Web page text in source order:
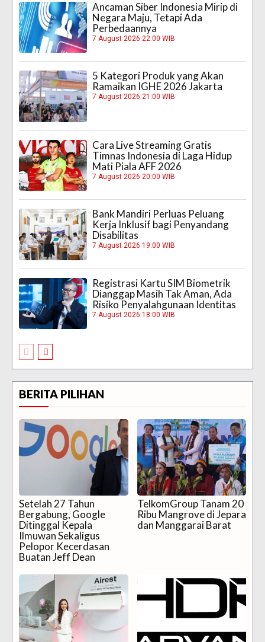
Ancaman Siber Indonesia Mirip di
Negara Maju, Tetapi Ada
Perbedaannya
7 August 2026 22:00 WIB
5 Kategori Produk yang Akan
Ramaikan IGHE 2026 Jakarta
7 August 2026 21:00 WIB
Cara Live Streaming Gratis
Timnas Indonesia di Laga Hidup
Mati Piala AFF 2026
7 August 2026 20:00 WIB
Bank Mandiri Perluas Peluang
Kerja Inklusif bagi Penyandang
Disabilitas
7 August 2026 19:00 WIB
Registrasi Kartu SIM Biometrik
Dianggap Masih Tak Aman, Ada
Risiko Penyalahgunaan Identitas
7 August 2026 18:00 WIB
BERITA PILIHAN
Setelah 27 Tahun
Bergabung, Google
Ditinggal Kepala
Ilmuwan Sekaligus
Pelopor Kecerdasan
Buatan Jeff Dean
TelkomGroup Tanam 20
Ribu Mangrove di Jepara
dan Manggarai Barat